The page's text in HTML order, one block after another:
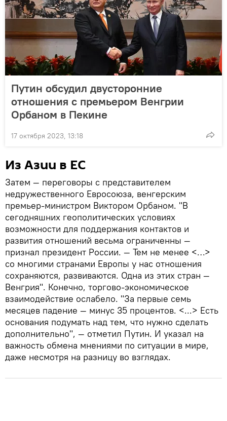
Путин обсудил двусторонние
отношения с премьером Венгрии
Орбаном в Пекине
17 октября 2023, 13:18
Из Азии в ЕС
Затем — переговоры с представителем
недружественного Евросоюза, венгерским
премьер-министром Виктором Орбаном. "В
сегодняшних геополитических условиях
возможности для поддержания контактов и
развития отношений весьма ограниченны —
признал президент России. — Тем не менее <…>
со многими странами Европы у нас отношения
сохраняются, развиваются. Одна из этих стран —
Венгрия". Конечно, торгово-экономическое
взаимодействие ослабело. "За первые семь
месяцев падение — минус 35 процентов. <...> Есть
основания подумать над тем, что нужно сделать
дополнительно", — отметил Путин. И указал на
важность обмена мнениями по ситуации в мире,
даже несмотря на разницу во взглядах.